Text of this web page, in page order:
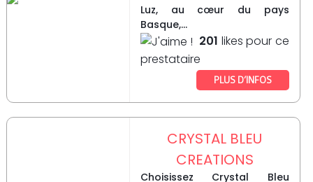
Luz, au cœur du pays
Basque,...
201 likes pour ce
prestataire
PLUS D’INFOS
CRYSTAL BLEU
CREATIONS
Choisissez Crystal Bleu